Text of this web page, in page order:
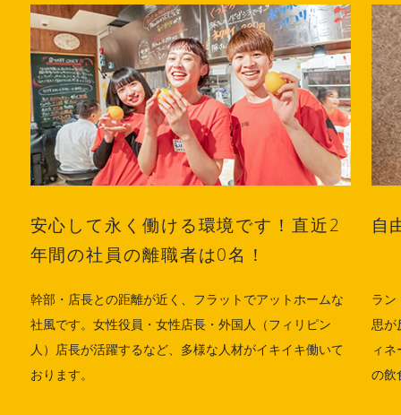
安心して永く働ける環境です！直近2
年間の社員の離職者は0名！
幹部・店長との距離が近く、フラットでアットホームな
社風です。女性役員・女性店長・外国人（フィリピン
人）店長が活躍するなど、多様な人材がイキイキ働いて
おります。
自
ラン
思が
ィ
の飲